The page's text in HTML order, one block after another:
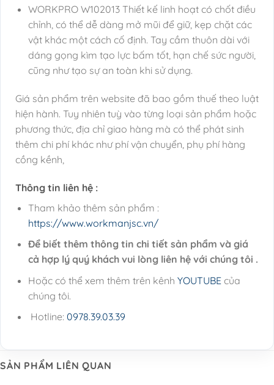
WORKPRO W102013 Thiết kế linh hoạt có chốt điều
chỉnh, có thể dễ dàng mở mũi để giữ, kẹp chặt các
vật khác một cách cố định. Tay cầm thuôn dài với
dáng gọng kìm tạo lực bấm tốt, hạn chế sức người,
cũng như tạo sự an toàn khi sử dụng.
Giá sản phẩm trên website đã bao gồm thuế theo luật
hiện hành. Tuy nhiên tuỳ vào từng loại sản phẩm hoặc
phương thức, địa chỉ giao hàng mà có thể phát sinh
thêm chi phí khác như phí vận chuyển, phụ phí hàng
cồng kềnh,
Thông tin liên hệ :
Tham khảo thêm sản phẩm :
https://www.workmanjsc.vn/
Để biết thêm thông tin chi tiết sản phẩm và giá
cả hợp lý quý khách vui lòng liên hệ với chúng tôi .
Hoặc có thể xem thêm trên kênh YOUTUBEcủa
chúng tôi.
Hotline: 0978.39.03.39
SẢN PHẨM LIÊN QUAN